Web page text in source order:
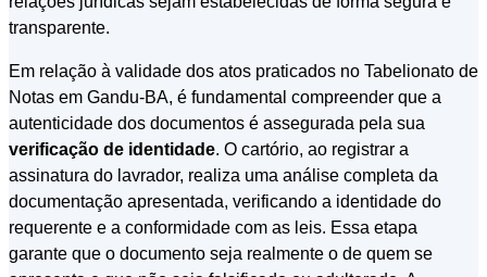
transparente.
Em relação à validade dos atos praticados no Tabelionato de
Notas em Gandu-BA, é fundamental compreender que a
autenticidade dos documentos é assegurada pela sua
verificação de identidade. O cartório, ao registrar a
assinatura do lavrador, realiza uma análise completa da
documentação apresentada, verificando a identidade do
requerente e a conformidade com as leis. Essa etapa
garante que o documento seja realmente o de quem se